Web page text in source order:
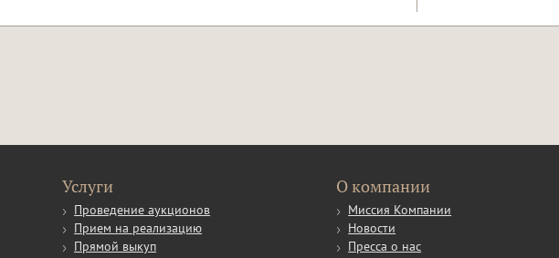
Услуги
Проведение аукционов
Прием на реализацию
Прямой выкуп
О компании
Миссия Компании
Новости
Пресса о нас